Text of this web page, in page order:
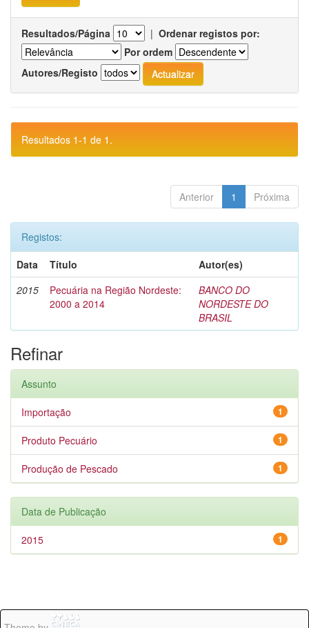
Resultados/Página | Ordenar registos por:
Por ordem
Autores/Registo
Resultados 1-1 de 1.
Anterior 1 Próxima
Registos:
Data
Título
Autor(es)
2015
Pecuária na Região Nordeste:
2000 a 2014
BANCO DO
NORDESTE DO
BRASIL
Refinar
Assunto
1
Importação
1
Produto Pecuário
1
Produção de Pescado
Data de Publicação
1
2015